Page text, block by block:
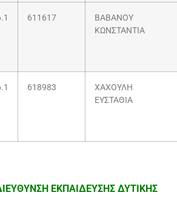
611617
ΒΑΒΑΝΟΥ
ΚΩΝΣΤΑΝΤΙΑ
618983
ΧΑΧΟΥΛΗ
ΕΥΣΤΑΘΙΑ
ΕΚΠΑΙΔΕΥΣΗΣ ΔΥΤΙΚΗΣ